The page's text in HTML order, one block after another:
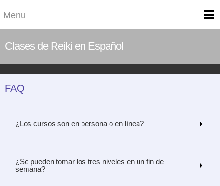
Menu
Clases de Reiki en Español
FAQ
¿Los cursos son en persona o en línea?
¿Se pueden tomar los tres niveles en un fin de
semana?